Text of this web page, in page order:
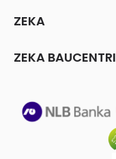
ZEKA
ZEKA BAUCENTRI